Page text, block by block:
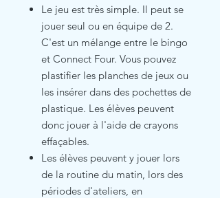
Le jeu est très simple. Il peut se
jouer seul ou en équipe de 2.
C'est un mélange entre le bingo
et Connect Four. Vous pouvez
plastifier les planches de jeux ou
les insérer dans des pochettes de
plastique. Les élèves peuvent
donc jouer à l'aide de crayons
effaçables.
Les élèves peuvent y jouer lors
de la routine du matin, lors des
périodes d'ateliers, en